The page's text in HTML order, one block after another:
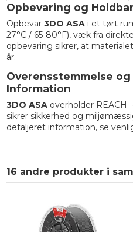
Opbevaring og
Opbevar 3DO ASAi et tørt
27°C / 65-80°F), væk fra
opbevaring sikrer, at
år.
Overensstemmelse
Information
3DO ASAoverholder REACH-
sikrer sikkerhed og
detaljeret information, se
16 andre produkter i